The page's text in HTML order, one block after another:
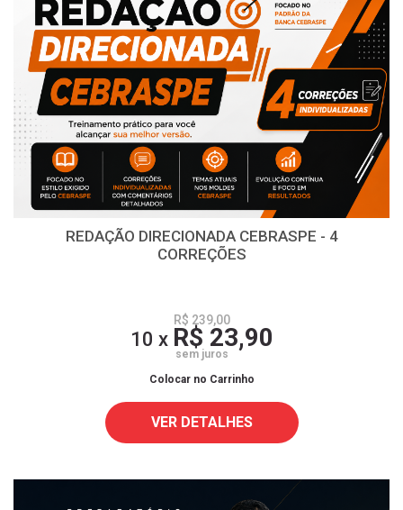
REDAÇÃO DIRECIONADA CEBRASPE - 4
CORREÇÕES
R$ 239,00
10 x R$ 23,90
sem juros
Colocar no Carrinho
VER DETALHES